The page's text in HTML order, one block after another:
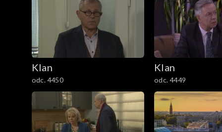
701–800
601–700
501–600
401–500
301–400
Klan
odc. 4450
Klan
odc. 4449